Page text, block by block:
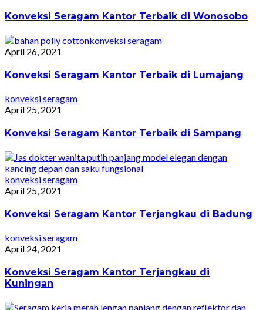
Konveksi Seragam Kantor Terbaik di Wonosobo
konveksi seragam
April 26, 2021
Konveksi Seragam Kantor Terbaik di Lumajang
konveksi seragam
April 25, 2021
Konveksi Seragam Kantor Terbaik di Sampang
konveksi seragam
April 25, 2021
Konveksi Seragam Kantor Terjangkau di Badung
konveksi seragam
April 24, 2021
Konveksi Seragam Kantor Terjangkau di
Kuningan